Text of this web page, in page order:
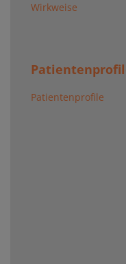
Wirkweise
Patientenprofile